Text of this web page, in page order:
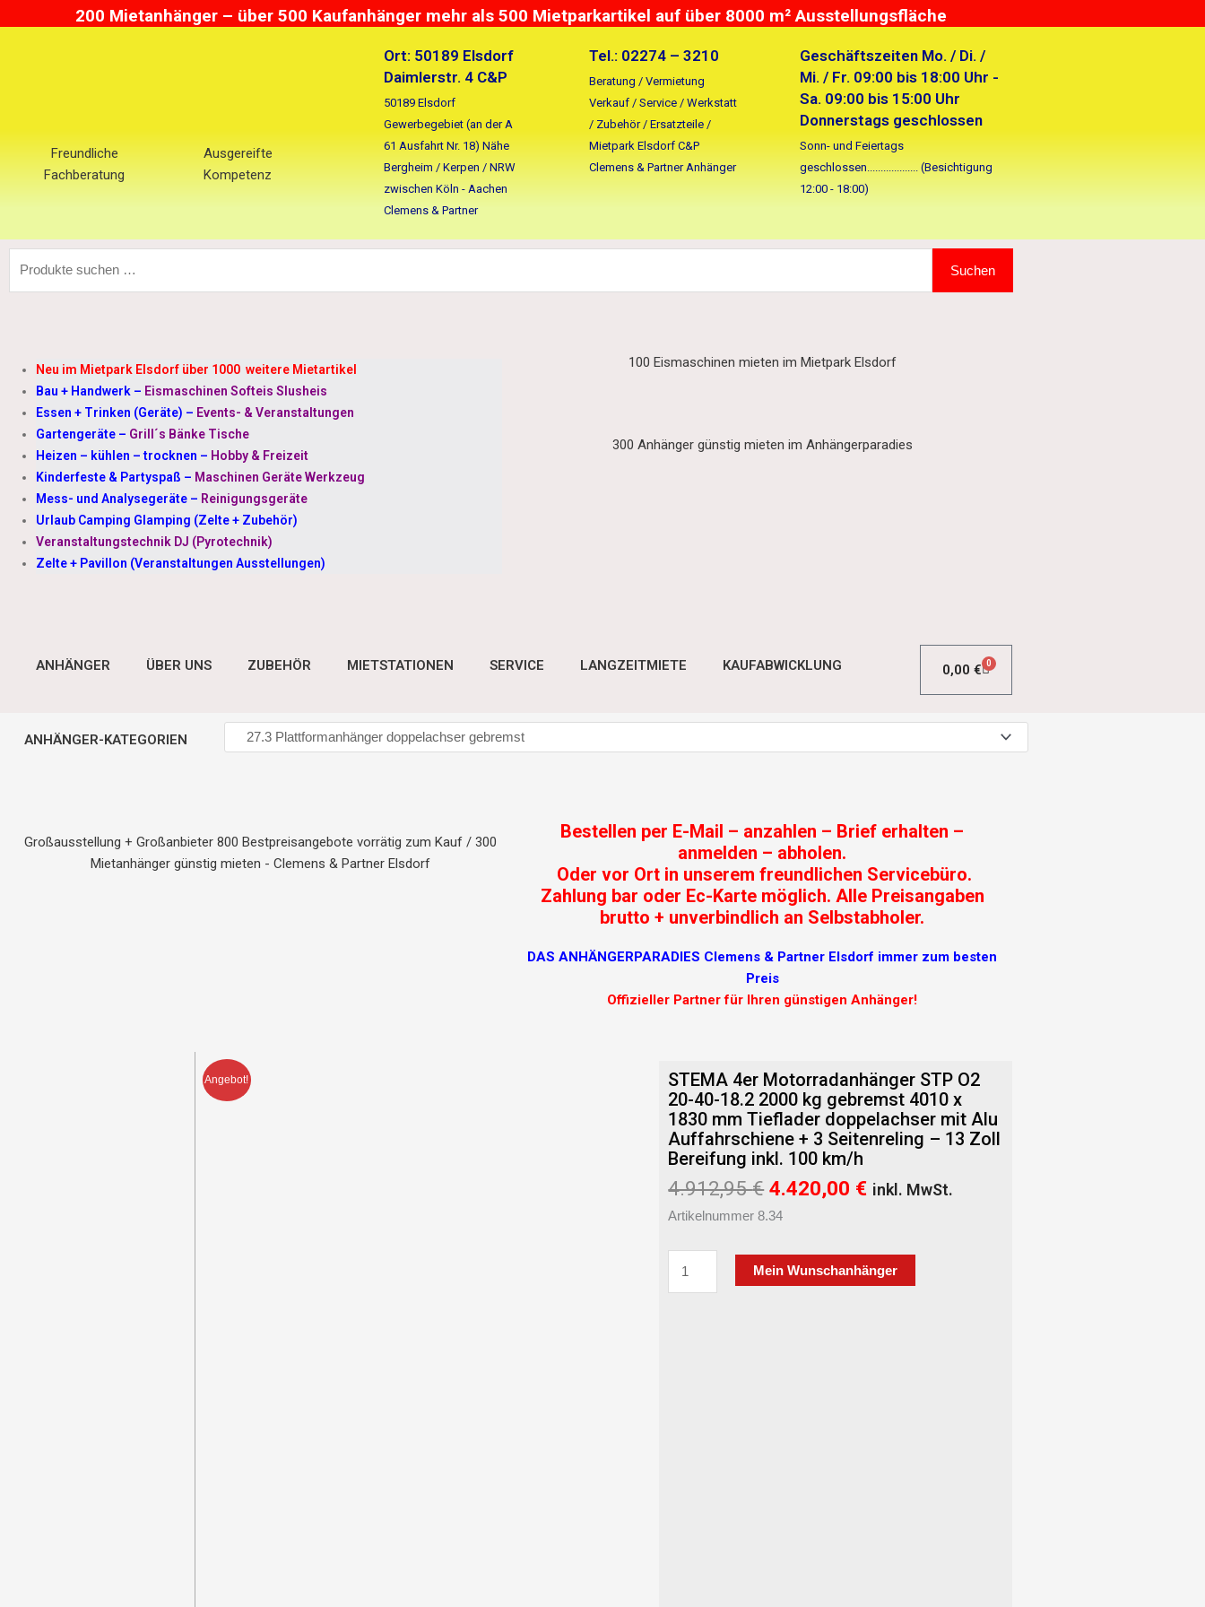
Inhalt
200 Mietanhänger – über 500 Kaufanhänger mehr als 500 Mietparkartikel auf über 8000 m² Ausstellungsfläche
Freundliche
Fachberatung
Ausgereifte
Kompetenz
Ort: 50189 Elsdorf
Daimlerstr. 4 C&P
50189 Elsdorf
Gewerbegebiet (an der A
61 Ausfahrt Nr. 18) Nähe
Bergheim / Kerpen / NRW
zwischen Köln - Aachen
Clemens & Partner
Tel.: 02274 – 3210
Beratung / Vermietung
Verkauf / Service / Werkstatt
/ Zubehör / Ersatzteile /
Mietpark Elsdorf C&P
Clemens & Partner Anhänger
Geschäftszeiten Mo. / Di. /
Mi. / Fr. 09:00 bis 18:00 Uhr -
Sa. 09:00 bis 15:00 Uhr
Donnerstags geschlossen
Sonn- und Feiertags
geschlossen................... (Besichtigung
12:00 - 18:00)
nach:
Suchen
Neu im Mietpark Elsdorf über 1000 weitere Mietartikel
Bau + Handwerk – Eismaschinen Softeis Slusheis
Essen + Trinken (Geräte) – Events- & Veranstaltungen
Gartengeräte – Grill´s Bänke Tische
Heizen – kühlen – trocknen – Hobby & Freizeit
Kinderfeste & Partyspaß – Maschinen Geräte Werkzeug
Mess- und Analysegeräte – Reinigungsgeräte
Urlaub Camping Glamping (Zelte + Zubehör)
Veranstaltungstechnik DJ (Pyrotechnik)
Zelte + Pavillon (Veranstaltungen Ausstellungen)
100 Eismaschinen mieten im Mietpark Elsdorf
300 Anhänger günstig mieten im Anhängerparadies
ANHÄNGER ÜBER UNS ZUBEHÖR MIETSTATIONEN SERVICE LANGZEITMIETE KAUFABWICKLUNG 0,00 € 0
WARENKORB
ANHÄNGER-KATEGORIEN
Großausstellung + Großanbieter 800 Bestpreisangebote vorrätig zum Kauf / 300
Mietanhänger günstig mieten - Clemens & Partner Elsdorf
Bestellen per E-Mail – anzahlen – Brief erhalten –
anmelden – abholen.
Oder vor Ort in unserem freundlichen Servicebüro.
Zahlung bar oder Ec-Karte möglich. Alle Preisangaben
brutto + unverbindlich an Selbstabholer.
DAS ANHÄNGERPARADIES Clemens & Partner Elsdorf immer zum besten
Preis
Offizieller Partner für Ihren günstigen Anhänger!
Angebot!
STEMA 4er Motorradanhänger STP O2
20-40-18.2 2000 kg gebremst 4010 x
1830 mm Tieflader doppelachser mit Alu
Auffahrschiene + 3 Seitenreling – 13 Zoll
Bereifung inkl. 100 km/h
4.912,95€ Ursprünglicher
Preis
4.912,95 €
4.420,00 €Aktueller
4.420,00 €.
inkl. MwSt.
Artikelnummer 8.34
4er
Mein Wunschanhänger